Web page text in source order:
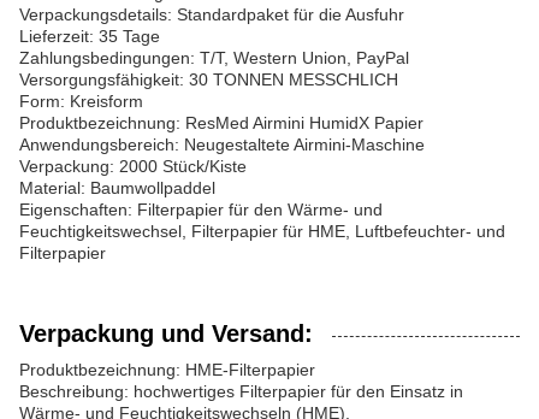
Verpackungsdetails: Standardpaket für die Ausfuhr
Lieferzeit: 35 Tage
Zahlungsbedingungen: T/T, Western Union, PayPal
Versorgungsfähigkeit: 30 TONNEN MESSCHLICH
Form: Kreisform
Produktbezeichnung: ResMed Airmini HumidX Papier
Anwendungsbereich: Neugestaltete Airmini-Maschine
Verpackung: 2000 Stück/Kiste
Material: Baumwollpaddel
Eigenschaften: Filterpapier für den Wärme- und
Feuchtigkeitswechsel, Filterpapier für HME, Luftbefeuchter- und
Filterpapier
Verpackung und Versand:
Produktbezeichnung: HME-Filterpapier
Beschreibung: hochwertiges Filterpapier für den Einsatz in
Wärme- und Feuchtigkeitswechseln (HME).